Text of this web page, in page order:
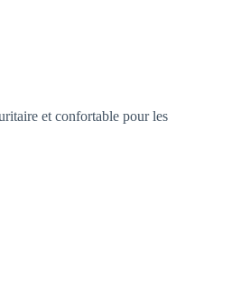
et confortable pour les